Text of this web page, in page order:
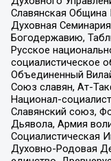
Славянская
Духовная
Богодержавию,
Русское
социалистическое
Объединенный
Союз славян, Ат-
Национал-
Славянский союз,
Дьявола, Армия
Социалистическая
Духовно-Родовая